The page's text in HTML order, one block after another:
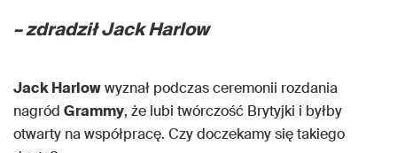
– zdradził Jack Harlow
Jack Harlowwyznał podczas ceremonii rozdania
nagród Grammy, że lubi twórczość Brytyjki i byłby
otwarty na współpracę. Czy doczekamy się takiego